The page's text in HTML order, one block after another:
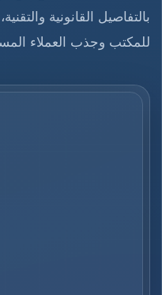
بالتفاصيل القانونية
للمكتب وجذب العملاء